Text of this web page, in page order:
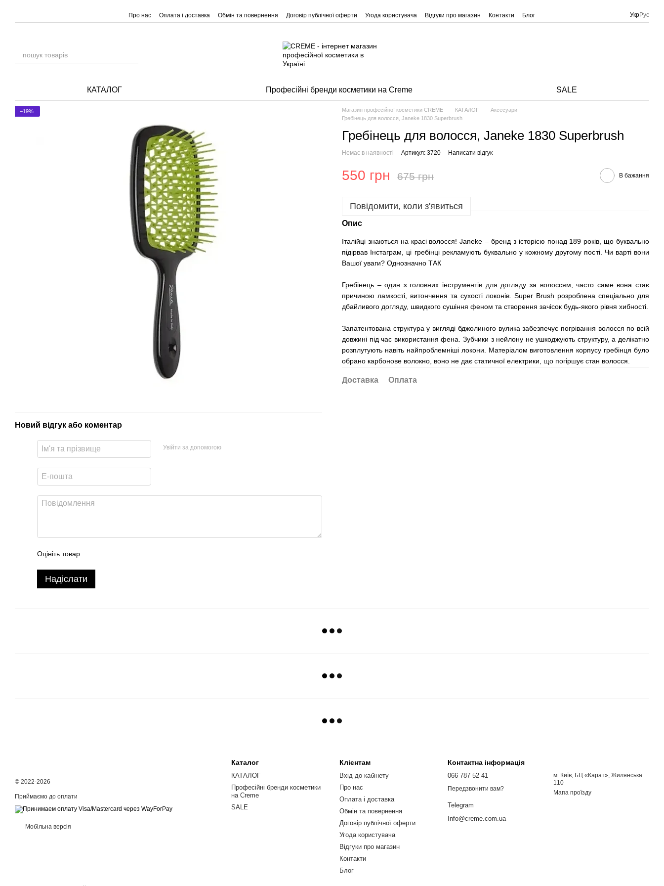
Про нас Оплата і доставка Обмін та повернення Договір публічної оферти Угода користувача Відгуки про магазин Контакти Блог УкрРус
КАТАЛОГ Професійні бренди косметики на Creme SALE
−19%
Новий відгук або коментар
Увійти за допомогою
Оцініть товар
Надіслати
Магазин професійної косметики CREME КАТАЛОГ
Аксесуари
Гребінець для волосся, Janeke 1830 Superbrush
Гребінець для волосся, Janeke 1830 Superbrush
Немає в наявності Артикул: 3720 Написати відгук
550 грн 675 грн В бажання
Повідомити, коли з'явиться
Опис
Італійці знаються на красі волосся! Janeke – бренд з історією понад 189 років, що буквально
підірвав Інстаграм, ці гребінці рекламують буквально у кожному другому пості. Чи варті вони
Вашої уваги? Однозначно ТАК
Гребінець – один з головних інструментів для догляду за волоссям, часто саме вона стає
причиною ламкості, витончення та сухості локонів. Super Brush розроблена спеціально для
дбайливого догляду, швидкого сушіння феном та створення зачісок будь-якого рівня хибності.
Запатентована структура у вигляді бджолиного вулика забезпечує погрівання волосся по всій
довжині під час використання фена. Зубчики з нейлону не ушкоджують структуру, а делікатно
розплутують навіть найпроблемніші локони. Матеріалом виготовлення корпусу гребінця було
обрано карбонове волокно, воно не дає статичної електрики, що погіршує стан волосся.
Доставка Оплата
© 2022-2026
Приймаємо до оплати
Мобільна версія
Каталог
КАТАЛОГ
Професійні бренди косметики
на Creme
SALE
Клієнтам
Вхід до кабінету
Про нас
Оплата і доставка
Обмін та повернення
Договір публічної оферти
Угода користувача
Відгуки про магазин
Контакти
Блог
Контактна інформація
066 787 52 41
Передзвонити вам?
Telegram
Info@creme.com.ua
м. Київ, БЦ «Карат», Жилянська
110
Мапа проїзду